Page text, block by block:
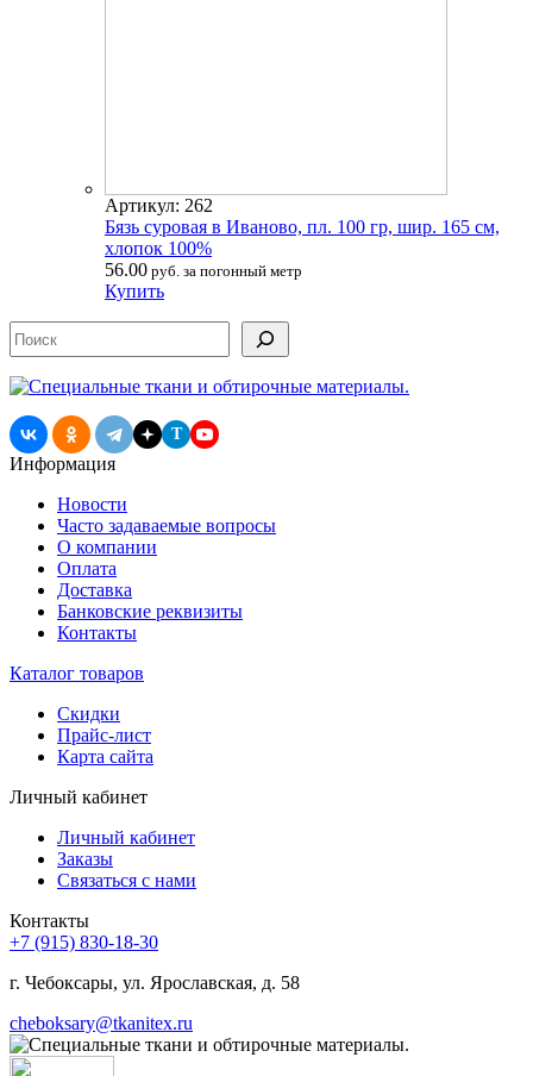
Артикул: 262
Бязь суровая в Иваново, пл. 100 гр, шир. 165 см,
хлопок 100%
56.00 руб. за погонный метр
Купить
Поиск
T
Информация
Новости
Часто задаваемые вопросы
О компании
Оплата
Доставка
Банковские реквизиты
Контакты
Каталог товаров
Скидки
Прайс-лист
Карта сайта
Личный кабинет
Личный кабинет
Заказы
Связаться с нами
Контакты
+7 (915) 830-18-30
г. Чебоксары, ул. Ярославская, д. 58
cheboksary@tkanitex.ru